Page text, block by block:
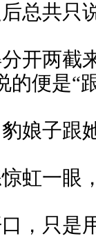
总共只
开两截
的便是“
娘子跟
虹一眼
，只是